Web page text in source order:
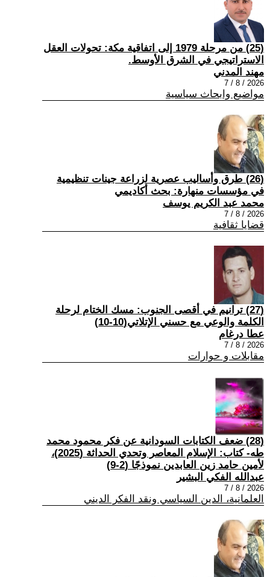
(25) من مرحلة 1979 إلى اتفاقية مكة: تحولات العقل
الاستراتيجي في الشرق الأوسط.
مهند المدني
2026 / 8 / 7
مواضيع وابحاث سياسية
(26) طرق وأساليب عصرية لزراعة جينات تنظيمية
في مؤسسات منهارة: بحث أكاديمي
محمد عبد الكريم يوسف
2026 / 8 / 7
قضايا ثقافية
(27) ترانيم في أقصى الجنوب: مسك الختام لرحلة
الكلمة والوعي مع حسني الإتلاتي(10-10)
عطا درغام
2026 / 8 / 7
مقابلات و حوارات
(28) ضعف الكتابات السودانية عن فكر محمود محمد
طه- كتاب: الإسلام المعاصر وتحدي الحداثة (2025)،
لأمين حامد زين العابدين نموذجًا (2-9)
عبدالله الفكي البشير
2026 / 8 / 7
العلمانية، الدين السياسي ونقد الفكر الديني